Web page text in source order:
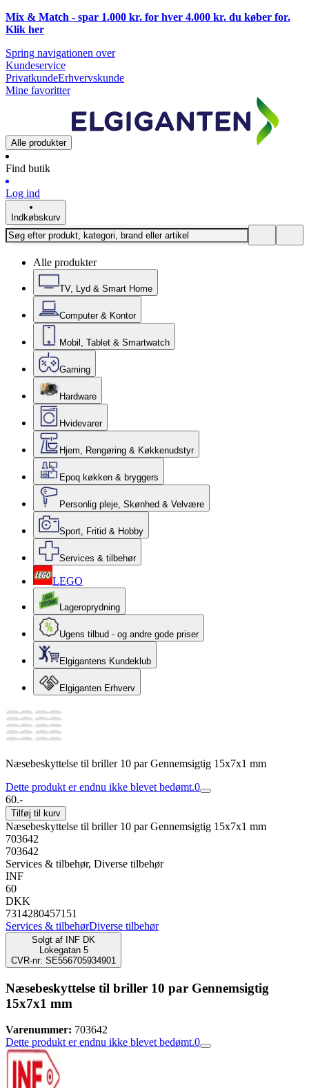
Mix & Match - spar 1.000 kr. for hver 4.000 kr. du køber for.
Klik her
Spring navigationen over
Kundeservice
PrivatkundeErhvervskunde
Mine favoritter
Alle produkter
Find butik
Log ind
Indkøbskurv
Alle produkter
TV, Lyd & Smart Home
Computer & Kontor
Mobil, Tablet & Smartwatch
Gaming
Hardware
Hvidevarer
Hjem, Rengøring & Køkkenudstyr
Epoq køkken & bryggers
Personlig pleje, Skønhed & Velvære
Sport, Fritid & Hobby
Services & tilbehør
LEGO
Lageroprydning
Ugens tilbud - og andre gode priser
Elgigantens Kundeklub
Elgiganten Erhverv
Næsebeskyttelse til briller 10 par Gennemsigtig 15x7x1 mm
Dette produkt er endnu ikke blevet bedømt.0
60.-
Tilføj til kurv
Næsebeskyttelse til briller 10 par Gennemsigtig 15x7x1 mm
703642
703642
Services & tilbehør, Diverse tilbehør
INF
60
DKK
7314280457151
Services & tilbehørDiverse tilbehør
Solgt af
INF DK
Lokegatan 5
CVR-nr: SE556705934901
Næsebeskyttelse til briller 10 par Gennemsigtig
15x7x1 mm
Varenummer: 703642
Dette produkt er endnu ikke blevet bedømt.0